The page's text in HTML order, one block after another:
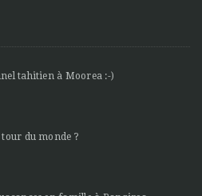
tahitien à Moorea :-)
du monde ?